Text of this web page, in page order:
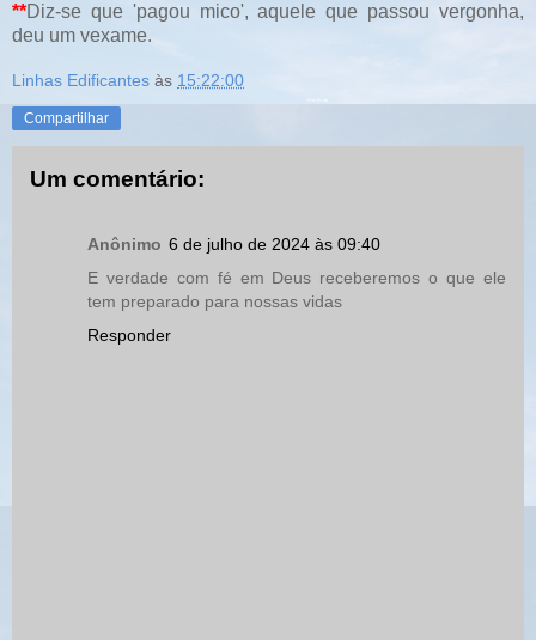
**Diz-se que 'pagou mico',aquele que passou vergonha,
deu um vexame.
Linhas Edificantes às 15:22:00
Compartilhar
Um comentário:
Anônimo 6 de julho de 2024 às 09:40
E verdade com fé em Deus receberemos o que ele
tem preparado para nossas vidas
Responder